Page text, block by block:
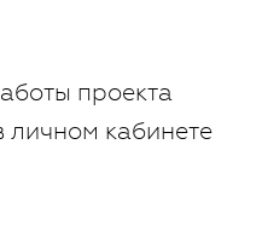
проекта
личном кабинете